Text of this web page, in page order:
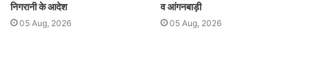
निगरानी के आदेश
05 Aug, 2026
व आंगनबाड़ी
05 Aug, 2026